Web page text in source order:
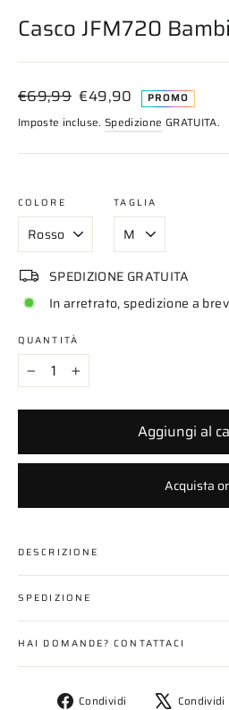
Casco JFM720
Prezzo
di
listino
€69,99 Prezzo
scontato
€49,90 PROMO
Imposte incluse. Spedizione GRATUITA.
COLORE TAGLIA
SPEDIZIONE GRATUITA
In arretrato, spedizione a
QUANTITÀ
+
Aggiungi al
Acquista
DESCRIZIONE
SPEDIZIONE
HAI DOMANDE? CONTATTACI
Condividi
CondividiCondividi